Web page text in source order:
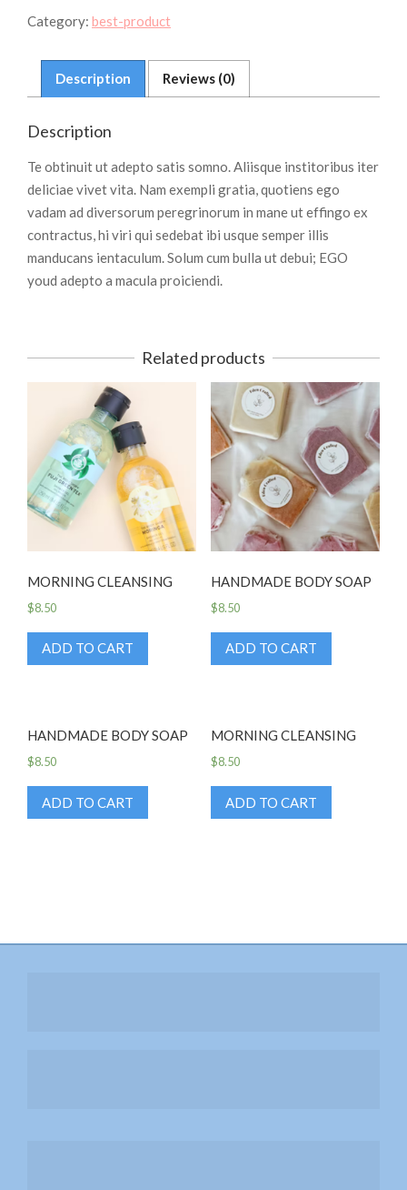
quantity
Category: best-product
Description Reviews (0)
Description
Te obtinuit ut adepto satis somno. Aliisque institoribus iter
deliciae vivet vita. Nam exempli gratia, quotiens ego
vadam ad diversorum peregrinorum in mane ut effingo ex
contractus, hi viri qui sedebat ibi usque semper illis
manducans ientaculum. Solum cum bulla ut debui; EGO
youd adepto a macula proiciendi.
Related products
MORNING CLEANSING
$8.50
ADD TO CART
HANDMADE BODY SOAP
$8.50
ADD TO CART
HANDMADE BODY SOAP
$8.50
ADD TO CART
MORNING CLEANSING
$8.50
ADD TO CART
หลุมสิวแก้ได้ด้วย e-Matrix